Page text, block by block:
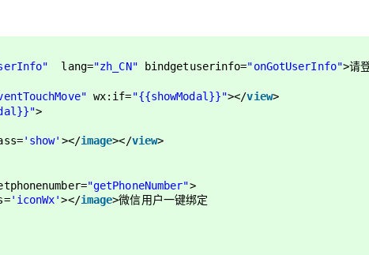
lang="zh_CN" bindgetuserinfo="onGotUserInfo">请
wx:if="{{showModal}}"></view>
>
='show' ></image></view>
="getPhoneNumber">
='iconWx'></image>微信用户一键绑定